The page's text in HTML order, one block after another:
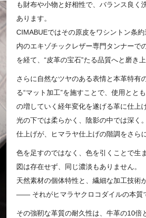
も財布や小物と好相性で、バランス良く
あります。
CIMABUEではその原皮をワシントン条
内のエキゾチックレザー専門タンナーで
を経て、“皮革の宝石”たる品質へと磨き上
さらに自然なツヤのある表情と本革特有
る“マット加工”を施すことで、使用とと
の増していく経年変化を遂げる革に仕上
光の下では柔らかく、陰影の中では深く
仕上げが、ヒマラヤ仕上げの階調をさら
色を足すのではなく、色を引くことで生
図は存在せず、同じ濃淡もありません。
天然素材の個体特性と、繊細な加工技術
―― それがヒマラヤクロコダイルの本質
その強靭な革質の耐久性は、牛革の10倍